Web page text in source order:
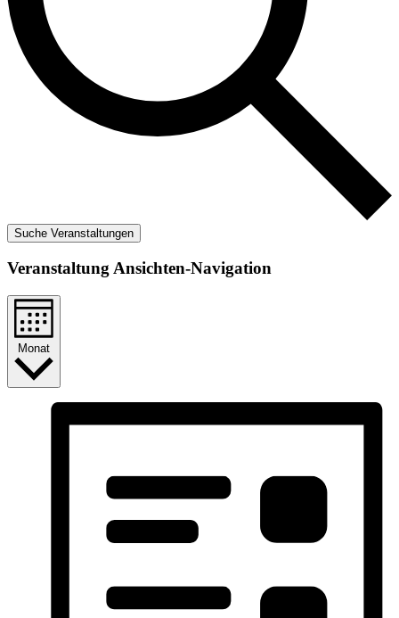
Suche Veranstaltungen
Veranstaltung Ansichten-Navigation
Monat